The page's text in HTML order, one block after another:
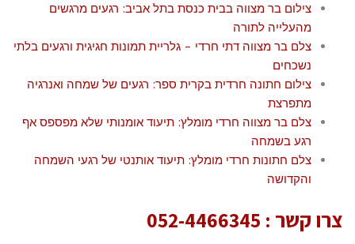
צילום בר מצווה בבית כנסת בתל אביב: רגעים מרגשים
מהעלייה לתורה
צלם בר מצווה דתי חרדי – גלריית תמונות חגיגית ורגעים בלתי
נשכחים
צילום חתונה חרדית בקרית ספר: רגעים של שמחה ואנרגיה
מתפרצת
צלם בר מצווה חרדי מומלץ: תיעוד אומנותי שלא מפספס אף
רגע בשמחה
צלם חתונות חרדי מומלץ: תיעוד אותנטי של רגעי השמחה
והקדושה
צרו קשר : 052-4466345